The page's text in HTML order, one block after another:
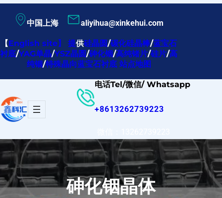
内
容
中国上海 aliyihua@xinkehui.com
【English site】提供硅晶圆/碳化硅晶棒/蓝宝石
衬底/YAG单晶/YSZ晶圆/砷化铟/高纯锗片/硅片/高
纯铟/特殊晶向蓝宝石衬底 站点地图
电话Tel/微信/ Whatsapp
+8613262739223
砷化铟晶体